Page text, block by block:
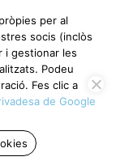
per al
socis (inclòs
i gestionar les
Podeu
Fes clic a
de Google